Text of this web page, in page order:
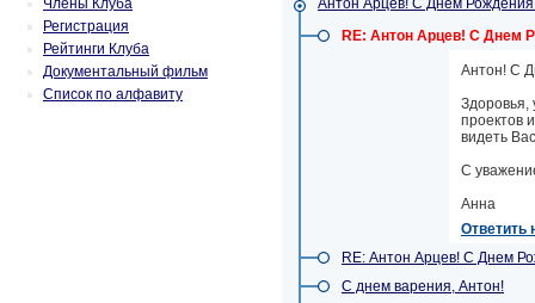
Члены Клуба
Регистрация
Рейтинги Клуба
Документальный фильм
Список по алфавиту
Антон Арцев! С Днем
RE: Антон Арцев! С Днем
Антон! С
Здоровья,
проектов
видеть
С
Анна
Ответить
RE: Антон Арцев! С Днем
С днем варения, Антон!